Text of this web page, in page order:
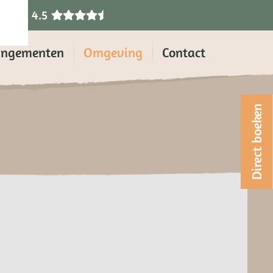
4.5
Omgeving Contact
Direct boeken